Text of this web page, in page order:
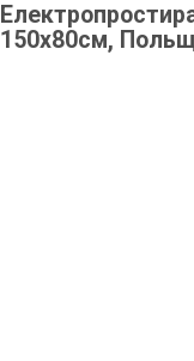
150х80см,